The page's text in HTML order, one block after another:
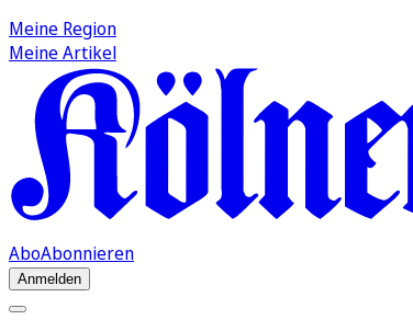
Meine Region
Meine Artikel
AboAbonnieren
Anmelden